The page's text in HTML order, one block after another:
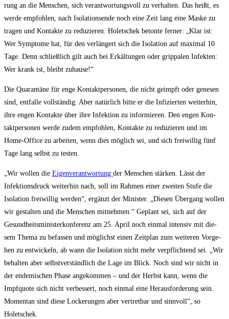
rung an die Men­schen, sich ver­ant­wor­tungs­voll zu ver­hal­ten. Das heißt, es
wer­de emp­foh­len, nach Iso­la­ti­ons­en­de noch eine Zeit lang eine Mas­ke zu
tra­gen und Kon­tak­te zu redu­zie­ren. Holet­schek beton­te fer­ner: „Klar ist:
Wer Sym­pto­me hat, für den ver­län­gert sich die Iso­la­ti­on auf maxi­mal 10
Tage. Denn schließ­lich gilt auch bei Erkäl­tun­gen oder grip­pa­len Infek­ten:
Wer krank ist, bleibt zuhause!“
Die Qua­ran­tä­ne für enge Kon­takt­per­so­nen, die nicht geimpft oder gene­sen
sind, ent­fal­le voll­stän­dig. Aber natür­lich bit­te er die Infi­zier­ten wei­ter­hin,
ihre engen Kon­tak­te über ihre Infek­ti­on zu infor­mie­ren. Den engen Kon­
takt­per­so­nen wer­de zudem emp­foh­len, Kon­tak­te zu redu­zie­ren und im
Home-Office zu arbei­ten, wenn dies mög­lich sei, und sich frei­wil­lig fünf
Tage lang selbst zu testen.
„Wir wol­len die Eigen­ver­ant­wor­tung der Men­schen stär­ken. Lässt der
Infek­ti­ons­druck wei­ter­hin nach, soll im Rah­men einer zwei­ten Stu­fe die
Iso­la­ti­on frei­wil­lig wer­den“, ergänzt der Minis­ter. „Die­sen Über­gang wol­len
wir gestal­ten und die Men­schen mit­neh­men.“ Geplant sei, sich auf der
Gesund­heits­mi­nis­ter­kon­fe­renz am 25. April noch ein­mal inten­siv mit die­
sem The­ma zu befas­sen und mög­lichst einen Zeit­plan zum wei­te­ren Vor­ge­
hen zu ent­wi­ckeln, ab wann die Iso­la­ti­on nicht mehr ver­pflich­tend sei. „Wir
behal­ten aber selbst­ver­ständ­lich die Lage im Blick. Noch sind wir nicht in
der ende­mi­schen Pha­se ange­kom­men – und der Herbst kann, wenn die
Impf­quo­te sich nicht ver­bes­sert, noch ein­mal eine Her­aus­for­de­rung sein.
Momen­tan sind die­se Locke­run­gen aber ver­tret­bar und sinn­voll“, so
Holetschek.